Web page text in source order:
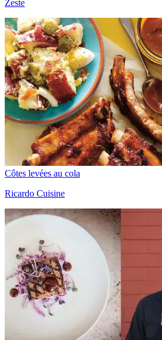
Zeste
Côtes levées au cola
Ricardo Cuisine